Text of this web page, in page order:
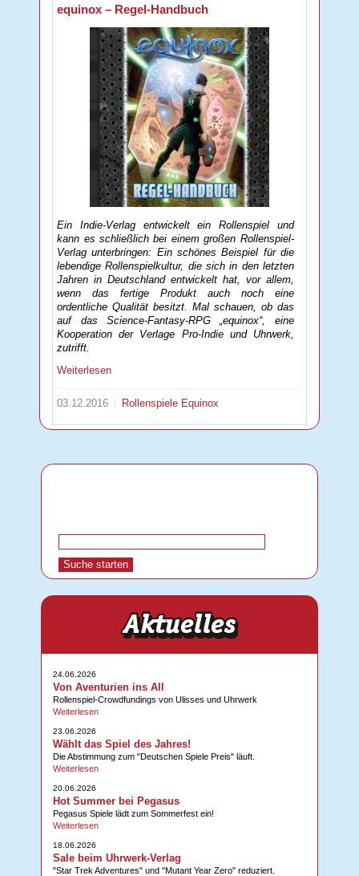
equinox – Regel-Handbuch
Ein Indie-Verlag entwickelt ein Rollenspiel und
kann es schließlich bei einem großen Rollenspiel-
Verlag unterbringen: Ein schönes Beispiel für die
lebendige Rollenspielkultur, die sich in den letzten
Jahren in Deutschland entwickelt hat, vor allem,
wenn das fertige Produkt auch noch eine
ordentliche Qualität besitzt. Mal schauen, ob das
auf das Science-Fantasy-RPG „equinox“, eine
Kooperation der Verlage Pro-Indie und Uhrwerk,
zutrifft.
Weiterlesen
03.12.2016 Rollenspiele Equinox
24.06.2026
Von Aventurien ins All
Rollenspiel-Crowdfundings von Ulisses und Uhrwerk
Weiterlesen
23.06.2026
Wählt das Spiel des Jahres!
Die Abstimmung zum "Deutschen Spiele Preis" läuft.
Weiterlesen
20.06.2026
Hot Summer bei Pegasus
Pegasus Spiele lädt zum Sommerfest ein!
Weiterlesen
18.06.2026
Sale beim Uhrwerk-Verlag
"Star Trek Adventures" und "Mutant Year Zero" reduziert.